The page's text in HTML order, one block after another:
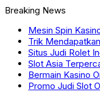
Breaking News
Mesin Spin
Trik
Situs Judi Rolet
Slot Asia
Bermain Kasino
Promo Judi Slot